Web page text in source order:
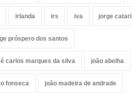
irlanda irs iva jorge
próspero dos santos
carlos marques da silva joão abelha
fonseca joão madeira de andrade